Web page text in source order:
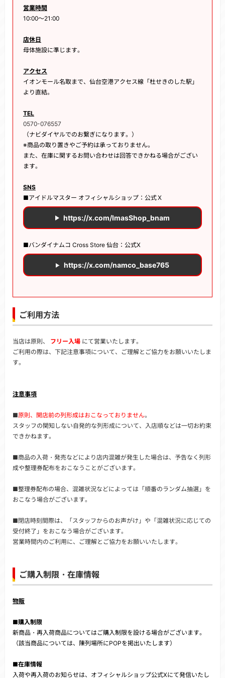
営業時間
10:00～21:00
店休日
母体施設に準じます。
アクセス
イオンモール名取まで、仙台空港アクセス線「杜せきのした駅」
より直結。
TEL
0570-076557
（ナビダイヤルでのお繋ぎになります。）
※商品の取り置きやご予約は承っておりません。
また、在庫に関するお問い合わせは回答できかねる場合がござい
ます。
SNS
■アイドルマスター オフィシャルショップ：公式Ｘ
https://x.com/ImasShop_bnam
■バンダイナムコ Cross Store 仙台：公式X
https://x.com/namco_base765
ご利用方法
当店は原則、 フリー入場 にて営業いたします。
ご利用の際は、下記注意事項について、ご理解とご協力をお願いいたしま
す。
注意事項
■原則、開店前の列形成はおこなっておりません。
スタッフの関知しない自発的な列形成について、入店順などは一切お約束
できかねます。
■商品の入荷・発売などにより店内混雑が発生した場合は、予告なく列形
成や整理券配布をおこなうことがございます。
■整理券配布の場合、混雑状況などによっては「順番のランダム抽選」を
おこなう場合がございます。
■閉店時刻間際は、「スタッフからのお声がけ」や「混雑状況に応じての
受付終了」をおこなう場合がございます。
営業時間内のご利用に、ご理解とご協力をお願いいたします。
ご購入制限・在庫情報
物販
■購入制限
新商品・再入荷商品についてはご購入制限を設ける場合がございます。
（該当商品については、陳列場所にPOPを掲出いたします）
■在庫情報
入荷や再入荷のお知らせは、オフィシャルショップ公式Xにて発信いたし